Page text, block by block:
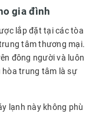
gia đình
lắp đặt tại các tòa
tâm thương mại.
đông người và luôn
hòa trung tâm là sự
lạnh này không phù